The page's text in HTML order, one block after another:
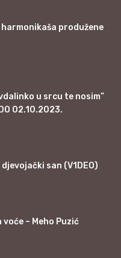
produžene
u srcu te nosim”
02.10.2023.
san (V1DEO)
– Meho Puzić